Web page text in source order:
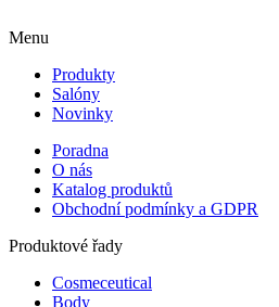
Menu
Produkty
Salóny
Novinky
Poradna
O nás
Katalog produktů
Obchodní podmínky a GDPR
Produktové řady
Cosmeceutical
Body